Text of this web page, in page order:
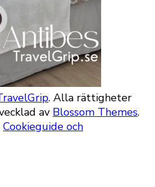
. Alla rättigheter
av Blossom Themes.
Cookieguide och